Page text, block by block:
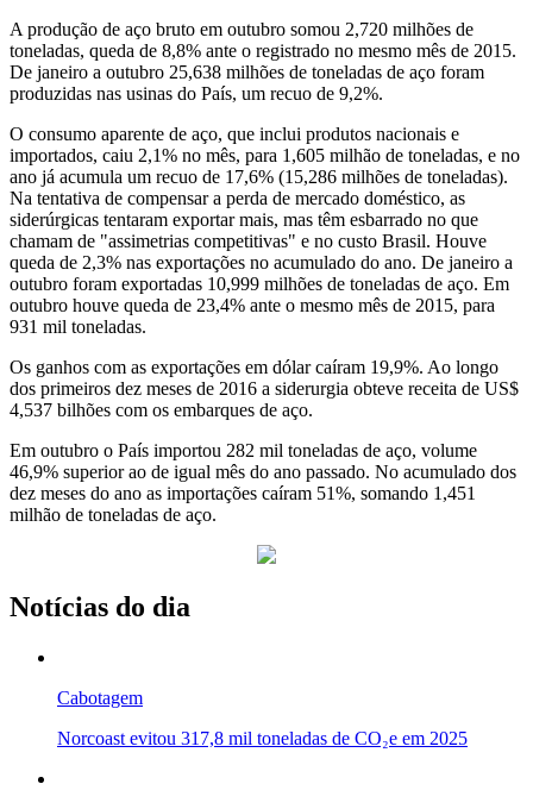
A produção de aço bruto em outubro somou 2,720 milhões de
toneladas, queda de 8,8% ante o registrado no mesmo mês de 2015.
De janeiro a outubro 25,638 milhões de toneladas de aço foram
produzidas nas usinas do País, um recuo de 9,2%.
O consumo aparente de aço, que inclui produtos nacionais e
importados, caiu 2,1% no mês, para 1,605 milhão de toneladas, e no
ano já acumula um recuo de 17,6% (15,286 milhões de toneladas).
Na tentativa de compensar a perda de mercado doméstico, as
siderúrgicas tentaram exportar mais, mas têm esbarrado no que
chamam de "assimetrias competitivas" e no custo Brasil. Houve
queda de 2,3% nas exportações no acumulado do ano. De janeiro a
outubro foram exportadas 10,999 milhões de toneladas de aço. Em
outubro houve queda de 23,4% ante o mesmo mês de 2015, para
931 mil toneladas.
Os ganhos com as exportações em dólar caíram 19,9%. Ao longo
dos primeiros dez meses de 2016 a siderurgia obteve receita de US$
4,537 bilhões com os embarques de aço.
Em outubro o País importou 282 mil toneladas de aço, volume
46,9% superior ao de igual mês do ano passado. No acumulado dos
dez meses do ano as importações caíram 51%, somando 1,451
milhão de toneladas de aço.
Notícias do dia
Cabotagem
Norcoast evitou 317,8 mil toneladas de CO₂e em 2025